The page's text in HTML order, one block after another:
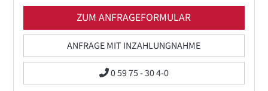
ZUM ANFRAGEFORMULAR
ANFRAGE MIT INZAHLUNGNAHME
0 59 75 - 30 4-0